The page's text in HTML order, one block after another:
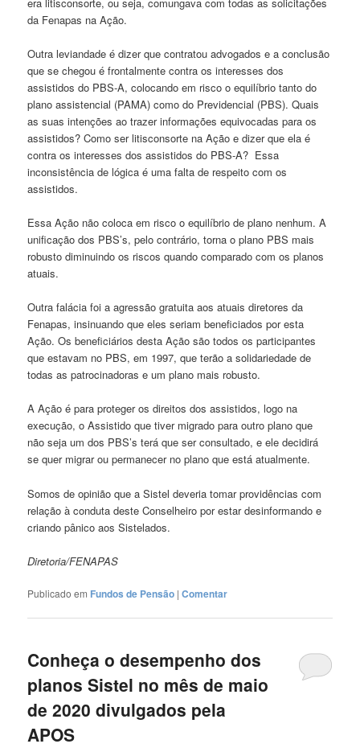
da Fenapas na Ação.
Outra leviandade é dizer que contratou advogados e a conclusão
que se chegou é frontalmente contra os interesses dos
assistidos do PBS-A, colocando em risco o equilíbrio tanto do
plano assistencial (PAMA) como do Previdencial (PBS). Quais
as suas intenções ao trazer informações equivocadas para os
assistidos? Como ser litisconsorte na Ação e dizer que ela é
contra os interesses dos assistidos do PBS-A? Essa
inconsistência de lógica é uma falta de respeito com os
assistidos.
Essa Ação não coloca em risco o equilíbrio de plano nenhum. A
unificação dos PBS’s, pelo contrário, torna o plano PBS mais
robusto diminuindo os riscos quando comparado com os planos
atuais.
Outra falácia foi a agressão gratuita aos atuais diretores da
Fenapas, insinuando que eles seriam beneficiados por esta
Ação. Os beneficiários desta Ação são todos os participantes
que estavam no PBS, em 1997, que terão a solidariedade de
todas as patrocinadoras e um plano mais robusto.
A Ação é para proteger os direitos dos assistidos, logo na
execução, o Assistido que tiver migrado para outro plano que
não seja um dos PBS’s terá que ser consultado, e ele decidirá
se quer migrar ou permanecer no plano que está atualmente.
Somos de opinião que a Sistel deveria tomar providências com
relação à conduta deste Conselheiro por estar desinformando e
criando pânico aos Sistelados.
Diretoria/FENAPAS
Publicado em Fundos de Pensão |Comentar
Conheça o desempenho dos
planos Sistel no mês de maio
de 2020 divulgados pela
APOS